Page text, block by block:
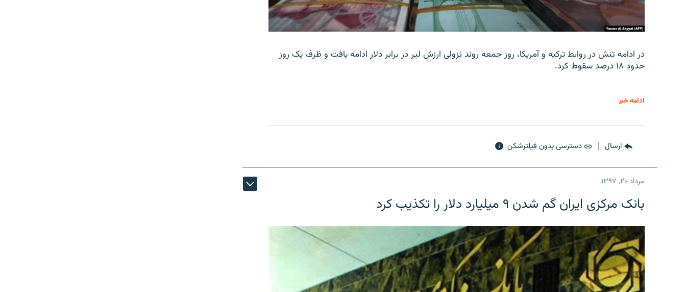
در ادامه تنش در روابط ترکیه و آمریکا، روز جمعه روند نزولی ارزش لیر در برابر دلار ادامه یافت و ظرف یک روز
حدود ۱۸ درصد سقوط کرد.
ادامه خبر
ارسال دسترسی بدون فیلترشکن
مرداد ۲۰, ۱۳۹۷
بانک مرکزی ایران گم شدن ۹ میلیارد دلار را تکذیب کرد